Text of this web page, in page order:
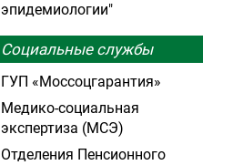
эпидемиологии"
Социальные службы
ГУП «Моссоцгарантия»
Медико-социальная
экспертиза (МСЭ)
Отделения Пенсионного